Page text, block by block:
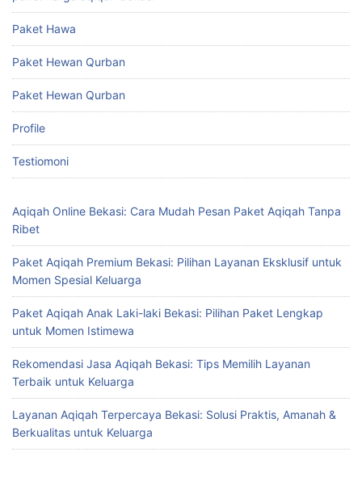
Paket Hawa
Paket Hewan Qurban
Paket Hewan Qurban
Profile
Testiomoni
Aqiqah Online Bekasi: Cara Mudah Pesan Paket Aqiqah Tanpa
Ribet
Paket Aqiqah Premium Bekasi: Pilihan Layanan Eksklusif untuk
Momen Spesial Keluarga
Paket Aqiqah Anak Laki-laki Bekasi: Pilihan Paket Lengkap
untuk Momen Istimewa
Rekomendasi Jasa Aqiqah Bekasi: Tips Memilih Layanan
Terbaik untuk Keluarga
Layanan Aqiqah Terpercaya Bekasi: Solusi Praktis, Amanah &
Berkualitas untuk Keluarga